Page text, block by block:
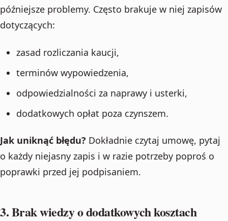
późniejsze problemy. Często brakuje w niej zapisów
dotyczących:
zasad rozliczania kaucji,
terminów wypowiedzenia,
odpowiedzialności za naprawy i usterki,
dodatkowych opłat poza czynszem.
Jak uniknąć błędu? Dokładnie czytaj umowę, pytaj
o każdy niejasny zapis i w razie potrzeby poproś o
poprawki przed jej podpisaniem.
3. Brak wiedzy o dodatkowych kosztach